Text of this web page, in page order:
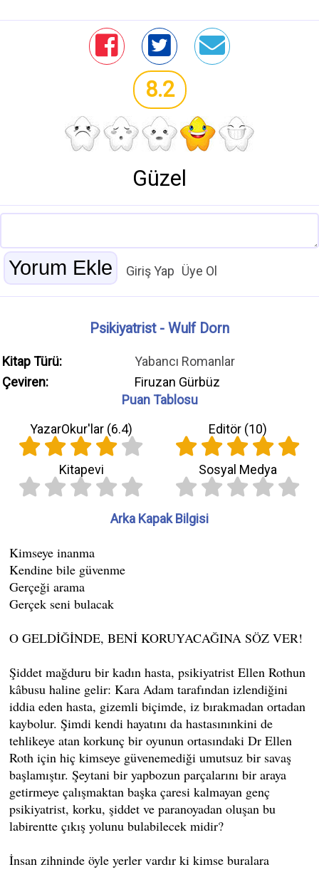
8.2
Güzel
Giriş Yap Üye Ol
Psikiyatrist - Wulf Dorn
Kitap Türü:
Yabancı Romanlar
Çeviren:
Firuzan Gürbüz
Puan Tablosu
YazarOkur'lar (6.4) Editör (10)
Kitapevi Sosyal Medya
Arka Kapak Bilgisi